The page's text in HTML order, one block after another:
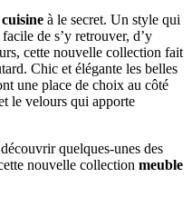
à le secret. Un style qui
de s’y retrouver, d’y
cette nouvelle collection fait
Chic et élégante les belles
une place de choix au côté
le velours qui apporte
quelques-unes des
nouvelle collection meuble